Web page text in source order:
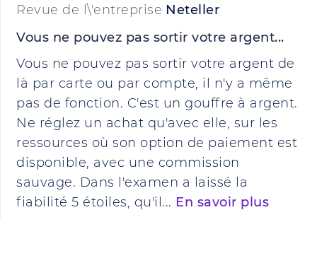
Revue de l\'entreprise Neteller
Vous ne pouvez pas sortir votre argent...
Vous ne pouvez pas sortir votre argent de
là par carte ou par compte, il n'y a même
pas de fonction. C'est un gouffre à argent.
Ne réglez un achat qu'avec elle, sur les
ressources où son option de paiement est
disponible, avec une commission
sauvage. Dans l'examen a laissé la
fiabilité 5 étoiles, qu'il... En savoir plus